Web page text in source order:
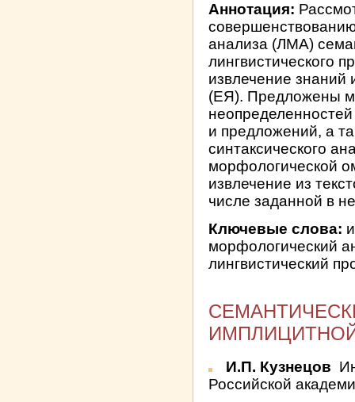
Аннотация:
анализа (ЛМА)
лингвистического
извлечение знаний
(ЕЯ). Предложены
и предложений, а
синтаксического
морфологической
извлечение из
числе заданной в
Ключевые слова:
морфологический
лингвистический
И.П. Кузнецов
Российской